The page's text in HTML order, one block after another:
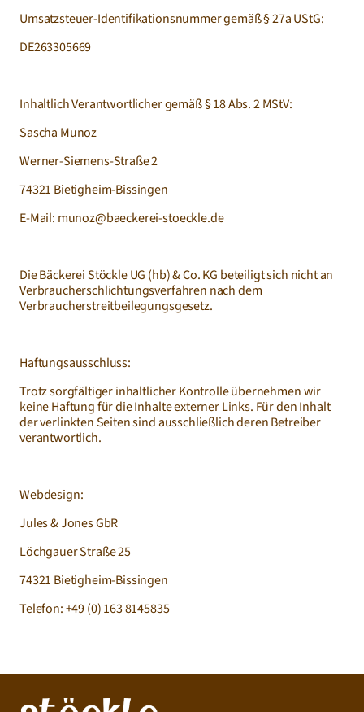
Umsatzsteuer-Identifikationsnummer gemäß § 27a UStG:
DE263305669
Inhaltlich Verantwortlicher gemäß § 18 Abs. 2 MStV:
Sascha Munoz
Werner-Siemens-Straße 2
74321 Bietigheim-Bissingen
E-Mail: munoz@baeckerei-stoeckle.de
Die Bäckerei Stöckle UG (hb) & Co. KG beteiligt sich nicht an
Verbraucherschlichtungsverfahren nach dem
Verbraucherstreitbeilegungsgesetz.
Haftungsausschluss:
Trotz sorgfältiger inhaltlicher Kontrolle übernehmen wir
keine Haftung für die Inhalte externer Links. Für den Inhalt
der verlinkten Seiten sind ausschließlich deren Betreiber
verantwortlich.
Webdesign:
Jules & Jones GbR
Löchgauer Straße 25
74321 Bietigheim-Bissingen
Telefon: +49 (0) 163 8145835